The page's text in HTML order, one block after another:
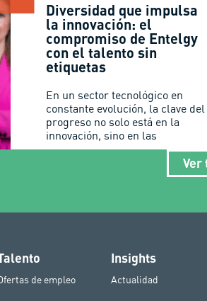
Diversidad que impulsa
la innovación: el
compromiso de Entelgy
con el talento sin
etiquetas
En un sector tecnológico en
constante evolución, la clave del
progreso no solo está en la
innovación, sino en las
Ver
de empleo
Insights
Actualidad